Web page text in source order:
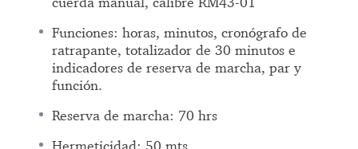
Funciones: horas, minutos, cronógrafo de
ratrapante, totalizador de 30 minutos e
indicadores de reserva de marcha, par y
función.
Reserva de marcha: 70 hrs